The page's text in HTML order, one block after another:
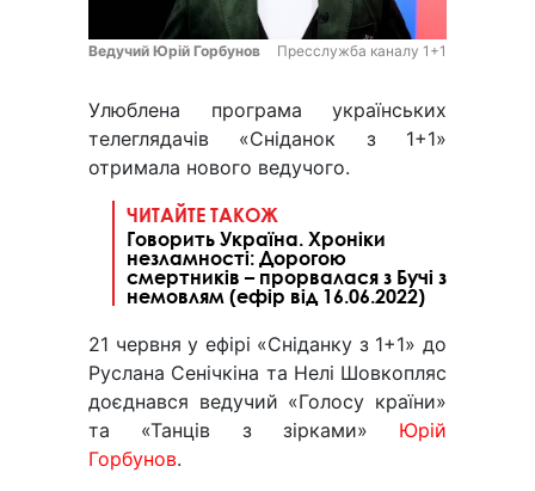
Ведучий Юрій Горбунов Пресслужба каналу 1+1
Улюблена програма українських
телеглядачів «Сніданок з 1+1»
отримала нового ведучого.
ЧИТАЙТЕ ТАКОЖ
Говорить Україна. Хроніки
незламності: Дорогою
смертників – прорвалася з Бучі з
немовлям (ефір від 16.06.2022)
21 червня у ефірі «Сніданку з 1+1» до
Руслана Сенічкіна та Нелі Шовкопляс
доєднався ведучий «Голосу країни»
та «Танців з зірками» Юрій
Горбунов.